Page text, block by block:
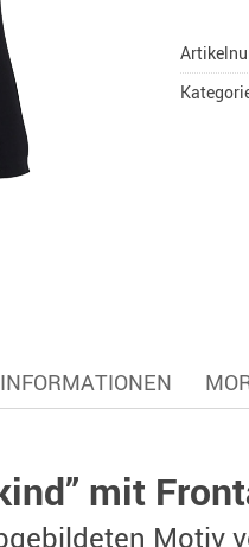
Vol.
001
mit
Motiv